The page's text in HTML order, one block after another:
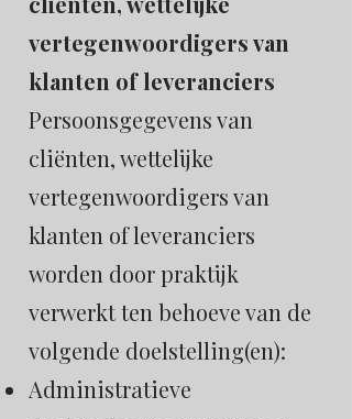
vertegenwoordigers van
klanten of leveranciers
Persoonsgegevens van
cliënten, wettelijke
vertegenwoordigers van
klanten of leveranciers
worden door praktijk
verwerkt ten behoeve van de
volgende doelstelling(en):
Administratieve